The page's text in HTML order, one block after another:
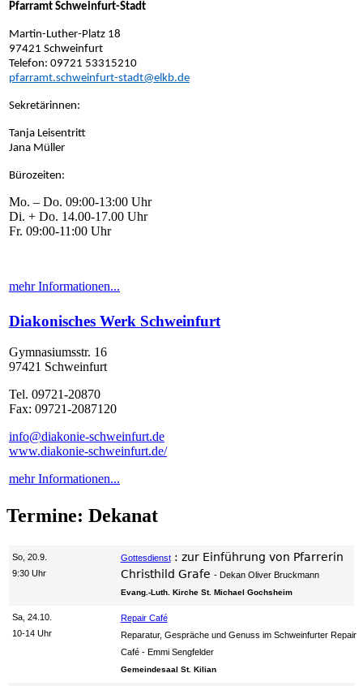
Pfarramt Schweinfurt-Stadt
Martin-Luther-Platz 18
97421 Schweinfurt
Telefon: 09721 53315210
pfarramt.schweinfurt-stadt@elkb.de
Sekretärinnen:
Tanja Leisentritt
Jana Müller
Bürozeiten:
Mo. – Do. 09:00-13:00 Uhr
Di. + Do. 14.00-17.00 Uhr
Fr. 09:00-11:00 Uhr
mehr Informationen...
Diakonisches Werk Schweinfurt
Gymnasiumsstr. 16
97421 Schweinfurt
Tel. 09721-20870
Fax: 09721-2087120
info@diakonie-schweinfurt.de
www.diakonie-schweinfurt.de/
mehr Informationen...
Termine: Dekanat
So, 20.9.
9:30 Uhr
Gottesdienst: zur Einführung von Pfarrerin
Christhild Grafe
Dekan Oliver Bruckmann
Evang.-Luth. Kirche St. Michael Gochsheim
Sa, 24.10.
10-14 Uhr
Repair Café
Reparatur, Gespräche und Genuss im Schweinfurter Repair
Café
Emmi Sengfelder
Gemeindesaal St. Kilian